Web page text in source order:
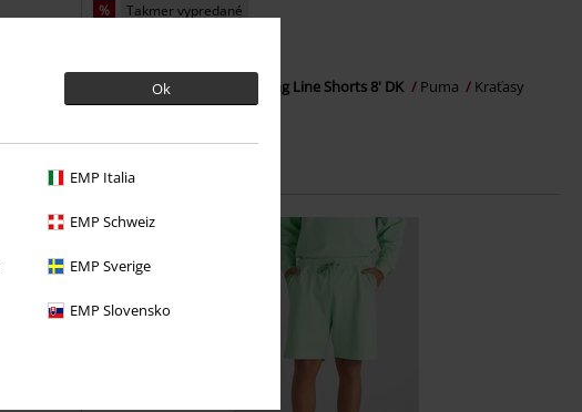
Ok
EMP Italia
EMP Schweiz
EMP Sverige
EMP Slovensko
% Takmer vypredané
WARDROBE ESS Relaxed Long Line Shorts 8' DK Puma Kraťasy